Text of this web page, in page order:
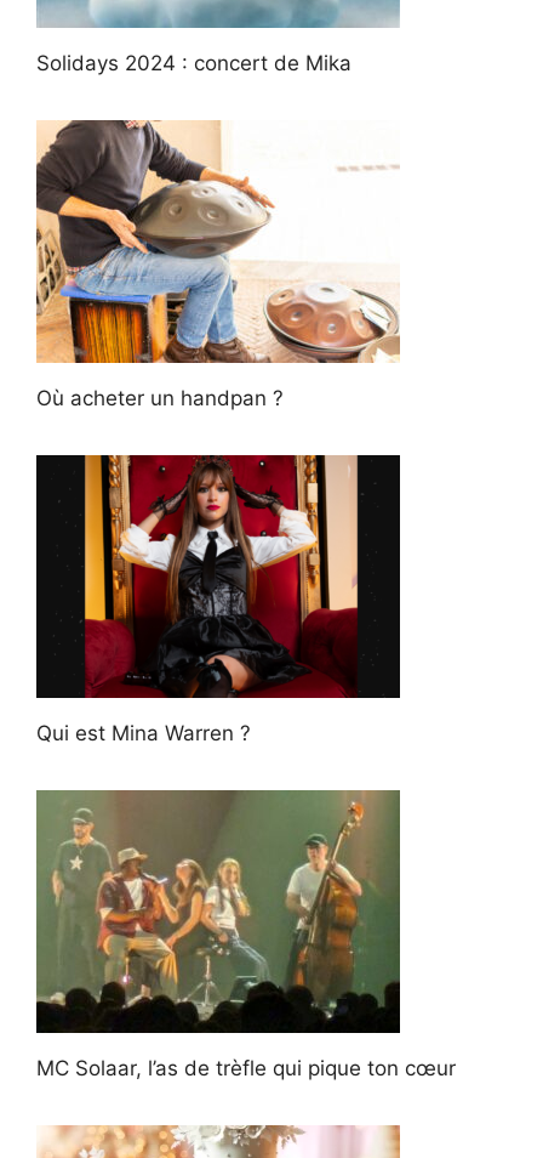
Solidays 2024 : concert de Mika
Où acheter un handpan ?
Qui est Mina Warren ?
MC Solaar, l’as de trèfle qui pique ton cœur